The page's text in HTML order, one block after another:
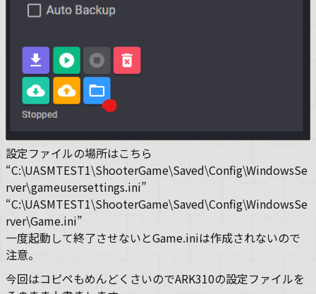
設定ファイルの場所はこちら
“C:\UASMTEST1\ShooterGame\Saved\Config\WindowsSe
rver\gameusersettings.ini”
“C:\UASMTEST1\ShooterGame\Saved\Config\WindowsSe
rver\Game.ini”
一度起動して終了させないとGame.iniは作成されないので
注意。
今回はコピペもめんどくさいのでARK310の設定ファイルを